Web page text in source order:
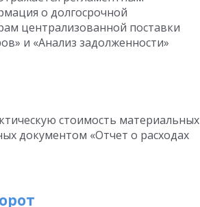
о долгосрочной
централизованной поставки
и «Анализ задолженности»
стоимость материальных
документом «Отчет о расходах